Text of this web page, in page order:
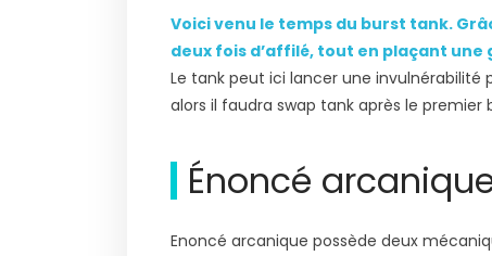
Voici venu le temps du burst tank.
deux fois d’affilé, tout en plaçant
Le tank peut ici lancer une invulnérabilité
alors il faudra swap tank après le premier
Énoncé
Enoncé arcanique possède deux